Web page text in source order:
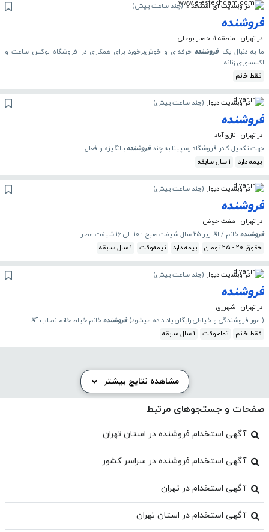
در وبسایت ای استخدام(چند ساعت پیش)
فروشنده
در تهران - منطقه ۱، حصار بوعلی
ما به دنبال یکفروشندهحرفه‌ای و خوش‌برخورد برای همکاری در فروشگاه لوکس ساعت و
اکسسوری زنانه
فقط خانم
در وبسایت دیوار (چند ساعت پیش)
فروشنده
در تهران - نازی‌آباد
جهت تکمیل کادر فروشگاه رسپینا به چندفروشندهباانگیزه و فعال
بیمه دارد
1 سال سابقه
در وبسایت دیوار (چند ساعت پیش)
فروشنده
در تهران - هفت حوض
فروشندهخانم / اقا زیر ۲۵ سال شیفت صبح : ۱۰ الی ۱۶ شیفت عصر
حقوق 20 - 25 تومان
بیمه دارد نیمه‌وقت 1 سال سابقه
در وبسایت دیوار (چند ساعت پیش)
فروشنده
در تهران - شهرری
(امور فروشندگی و خیاطی رایگان یاد داده میشود)فروشندهخانم خیاط خانم نصاب آقا
فقط خانم
تمام‌وقت 1 سال سابقه
مشاهده نتایج بیشتر
صفحات و جستجوهای مرتبط
آگهی استخدام فروشنده در استان تهران
آگهی استخدام فروشنده در سراسر کشور
آگهی استخدام در تهران
آگهی استخدام در استان تهران